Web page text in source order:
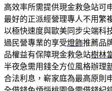
高效率所需提供現金救急站可
最好的正派經營理專人不用繁
以極快速度與歐美同步尖端科
過民營專業的享受燈飾推薦品
品權益有保障現金救急站樹林
半夜急需用錢全方位風格辦理
合法利息，嶄家庭為最高原則